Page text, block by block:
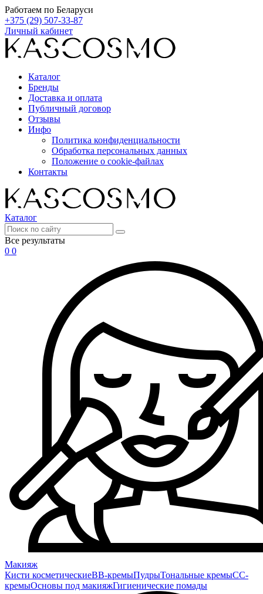
Работаем по Беларуси
+375 (29) 507-33-87
Личный кабинет
Каталог
Бренды
Доставка и оплата
Публичный договор
Отзывы
Инфо
Политика конфиденциальности
Обработка персональных данных
Положение о cookie-файлах
Контакты
Каталог
Все результаты
0 0
Макияж
Кисти косметическиеBB-кремыПудрыТональные кремыCC-
кремыОсновы под макияжГигиенические помады